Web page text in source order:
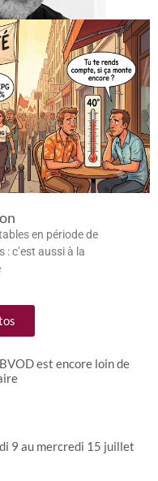
en période de
c’est aussi à la
est encore loin de
9 au mercredi 15 juillet